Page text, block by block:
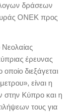
δράσεων
ΟΝΕΚ προς
έρευνας
διεξάγεται
είναι η
στην Κύπρο και η
τους για